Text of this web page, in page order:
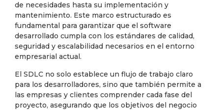
de necesidades hasta su implementación y
mantenimiento. Este marco estructurado es
fundamental para garantizar que el software
desarrollado cumpla con los estándares de calidad,
seguridad y escalabilidad necesarios en el entorno
empresarial actual.
El SDLC no solo establece un flujo de trabajo claro
para los desarrolladores, sino que también permite a
las empresas y clientes comprender cada fase del
proyecto, asegurando que los objetivos del negocio